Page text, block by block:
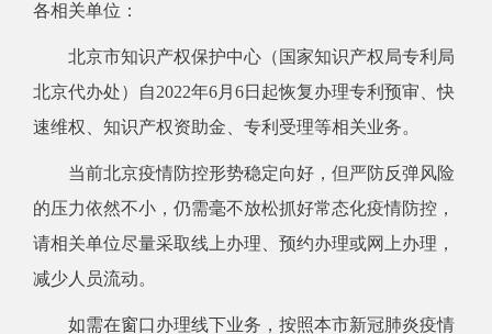
各相关单位：
北京市知识产权保护中心（国家知识产权局专利局
北京代办处）自2022年6月6日起恢复办理专利预审、快
速维权、知识产权资助金、专利受理等相关业务。
当前北京疫情防控形势稳定向好，但严防反弹风险
的压力依然不小，仍需毫不放松抓好常态化疫情防控，
请相关单位尽量采取线上办理、预约办理或网上办理，
减少人员流动。
如需在窗口办理线下业务，按照本市新冠肺炎疫情